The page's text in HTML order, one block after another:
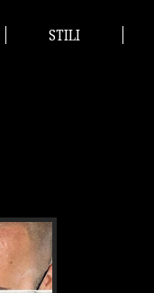
STILI